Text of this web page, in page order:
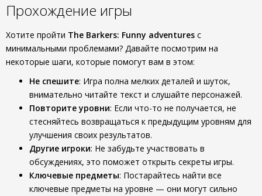
Прохождение игры
Хотите пройти The Barkers: Funny adventures с
минимальными проблемами? Давайте посмотрим на
некоторые шаги, которые помогут вам в этом:
Не спешите: Игра полна мелких деталей и шуток,
внимательно читайте текст и слушайте персонажей.
Повторите уровни: Если что-то не получается, не
стесняйтесь возвращаться к предыдущим уровням для
улучшения своих результатов.
Другие игроки: Не забудьте участвовать в
обсуждениях, это поможет открыть секреты игры.
Ключевые предметы: Постарайтесь найти все
ключевые предметы на уровне — они могут сильно